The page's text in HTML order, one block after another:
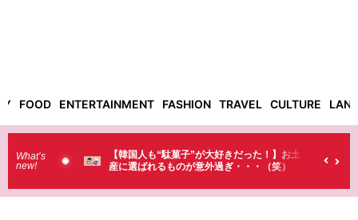
FOOD ENTERTAINMENT FASHION TRAVEL CULTURE
What’s
new!
【韓国人も“駄菓子”が大好きだった！】お土
産に選ばれるものが意外過ぎ・・・（笑）
【そんなものまで買
ラストで韓国人が買